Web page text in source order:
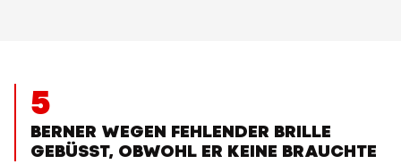
5
BERNER WEGEN FEHLENDER BRILLE
GEBÜSST, OBWOHL ER KEINE BRAUCHTE